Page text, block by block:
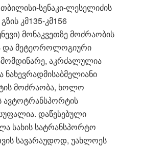
სენაკი-ლესელიძის
კმ135-კმ156
მონაკვეთზე მოძრაობის
და მეტეოროლოგიური
აკრძალულია
ნახევრადმისაბმელიანი
მოძრაობა, ხოლო
ავტოტრანსპორტის
დაწესებული
სახის სატრანსპორტო
სავარაუდოდ, უახლოეს